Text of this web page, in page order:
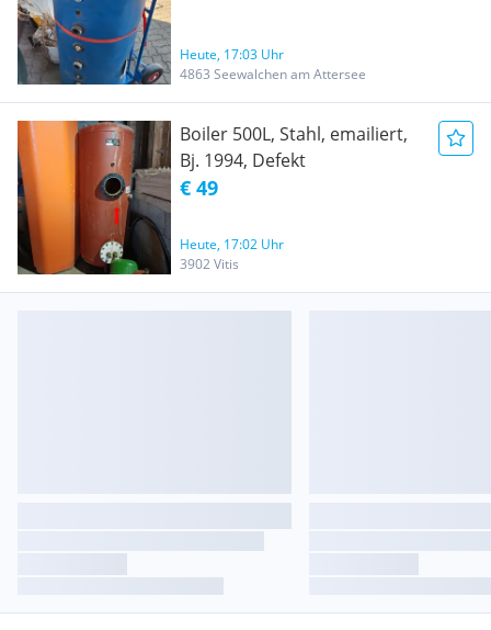
Heute, 17:03 Uhr
4863 Seewalchen am Attersee
Boiler 500L, Stahl, emailiert,
Bj. 1994, Defekt
€ 49
Heute, 17:02 Uhr
3902 Vitis